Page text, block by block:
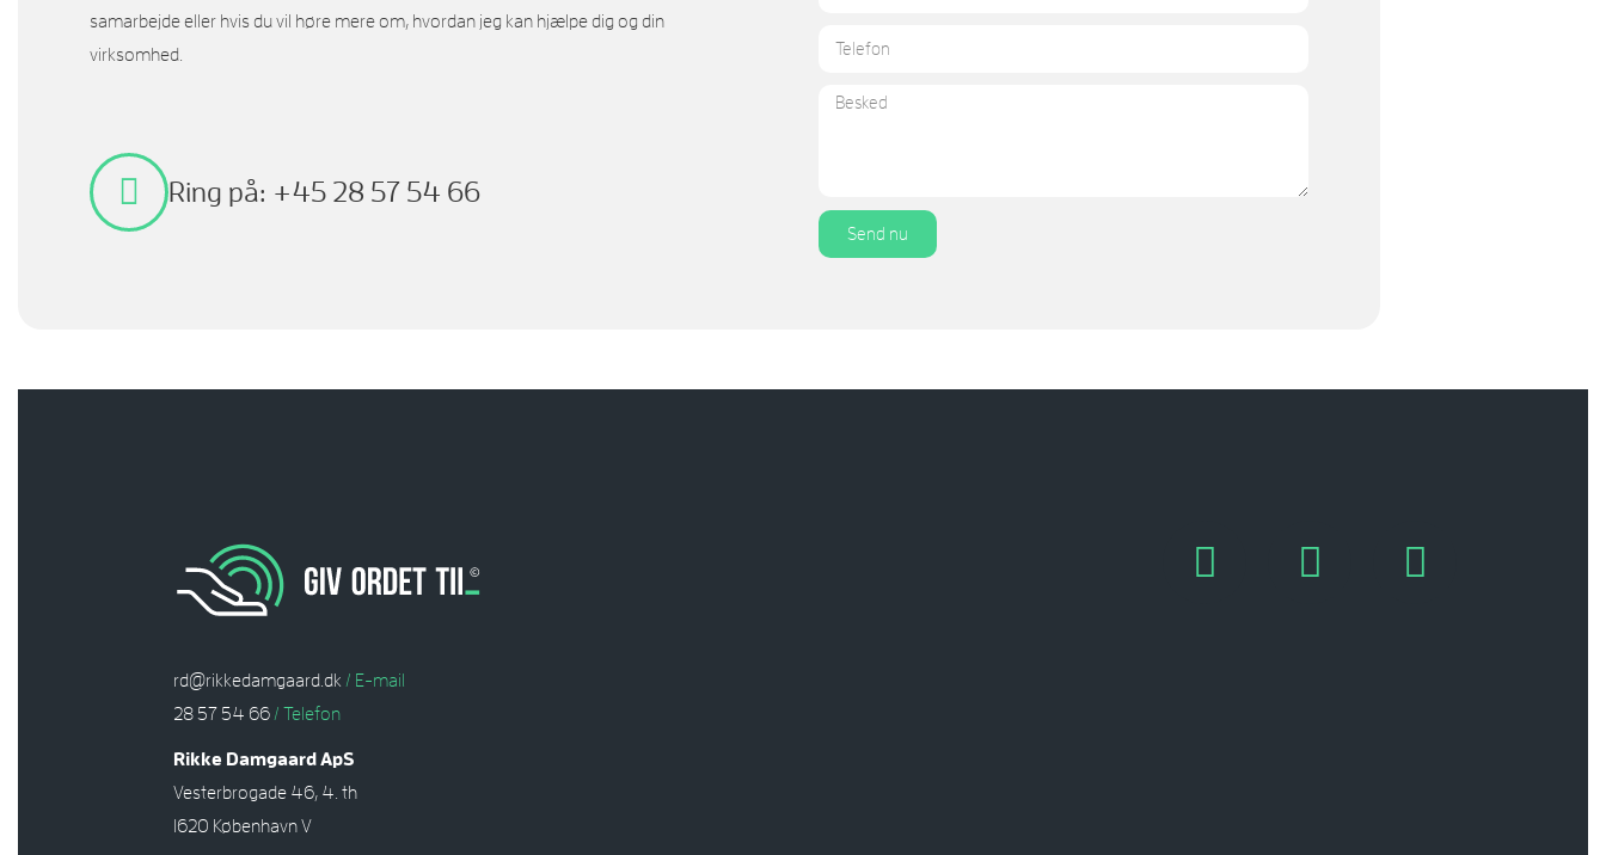
samarbejde eller hvis du vil høre mere om, hvordan jeg kan hjælpe dig og din
virksomhed.
Ring på: +45 28 57 54 66
Send nu
rd@rikkedamgaard.dk / E-mail
28 57 54 66 / Telefon
Rikke Damgaard ApS
Vesterbrogade 46, 4. th
1620 København V